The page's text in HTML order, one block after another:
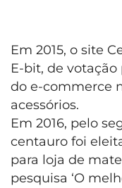
Em 2015, o site
E-bit, de
do e-commerce
acessórios.
Em 2016, pelo
centauro foi
para loja de
pesquisa ‘O